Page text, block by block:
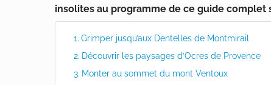
insolites au programme de ce guide complet
Grimper jusqu’aux Dentelles de Montmirail
Découvrir les paysages d’Ocres de Provence
Monter au sommet du mont Ventoux